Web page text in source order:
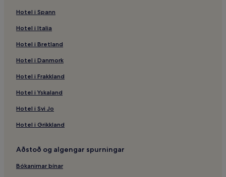
Hotel i Spann
Hotel i Italia
Hotel i Bretland
Hotel i Danmork
Hotel i Frakkland
Hotel i Yskaland
Hotel i Svi Jo
Hotel i Grikkland
Aðstoð og algengar spurningar
Bókanirnar þínar